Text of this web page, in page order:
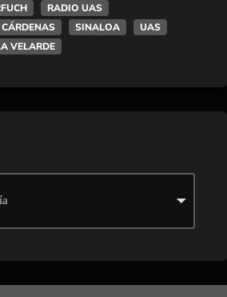
RADIO UAS
SINALOA
UAS
VELARDE